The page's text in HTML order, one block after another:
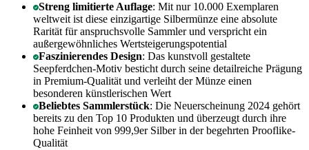
Streng limitierte Auflage: Mit nur 10.000 Exemplaren
weltweit ist diese einzigartige Silbermünze eine absolute
Rarität für anspruchsvolle Sammler und verspricht ein
außergewöhnliches Wertsteigerungspotential
Faszinierendes Design: Das kunstvoll gestaltete
Seepferdchen-Motiv besticht durch seine detailreiche Prägung
in Premium-Qualität und verleiht der Münze einen
besonderen künstlerischen Wert
Beliebtes Sammlerstück: Die Neuerscheinung 2024 gehört
bereits zu den Top 10 Produkten und überzeugt durch ihre
hohe Feinheit von 999,9er Silber in der begehrten Prooflike-
Qualität